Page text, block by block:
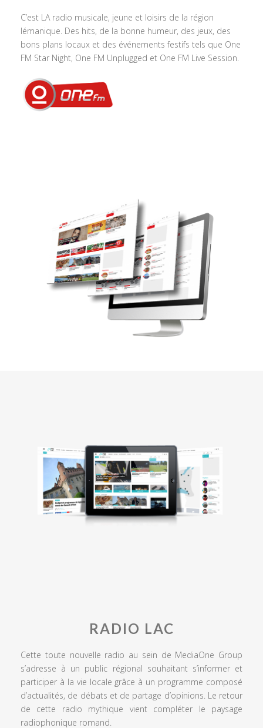
C’est LA radio musicale, jeune et loisirs de la région
lémanique. Des hits, de la bonne humeur, des jeux, des
bons plans locaux et des événements festifs tels que One
FM Star Night, One FM Unplugged et One FM Live Session.
RADIO LAC
Cette toute nouvelle radio au sein de MediaOne Group
s’adresse à un public régional souhaitant s’informer et
participer à la vie locale grâce à un programme composé
d’actualités, de débats et de partage d’opinions. Le retour
de cette radio mythique vient compléter le paysage
radiophonique romand.